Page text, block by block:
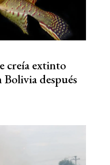
creía extinto
Bolivia después